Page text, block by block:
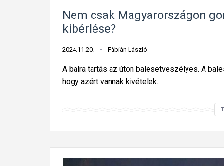
Nem csak Magyarországon
kibérlése?
2024.11.20. Fábián László
A balra tartás az úton balesetveszélyes. A
hogy azért vannak kivételek.